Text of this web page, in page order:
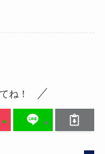
ね！